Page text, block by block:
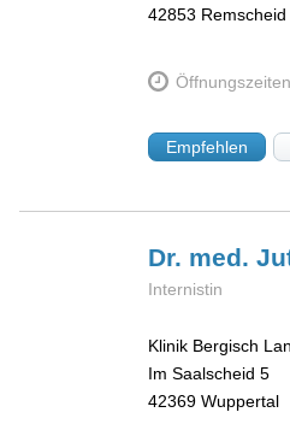
42853 Remscheid
Öffnungszeiten
Empfehlen
Dr. med.
Internistin
Klinik Bergisch
Im Saalscheid 5
42369 Wuppertal